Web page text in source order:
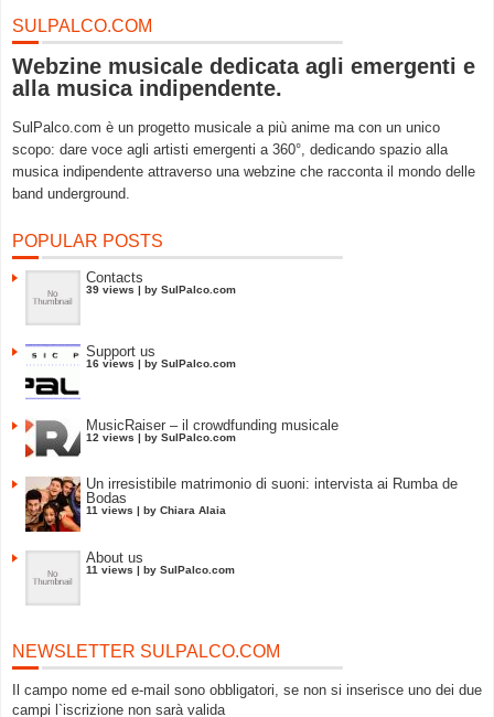
SULPALCO.COM
Webzine musicale dedicata agli emergenti e
alla musica indipendente.
SulPalco.com è un progetto musicale a più anime ma con un unico
scopo: dare voce agli artisti emergenti a 360°, dedicando spazio alla
musica indipendente attraverso una webzine che racconta il mondo delle
band underground.
POPULAR POSTS
Contacts
39 views | by SulPalco.com
Support us
16 views | by SulPalco.com
MusicRaiser – il crowdfunding musicale
12 views | by SulPalco.com
Un irresistibile matrimonio di suoni: intervista ai Rumba de
Bodas
11 views | by Chiara Alaia
About us
11 views | by SulPalco.com
NEWSLETTER SULPALCO.COM
Il campo nome ed e-mail sono obbligatori, se non si inserisce uno dei due
campi l`iscrizione non sarà valida